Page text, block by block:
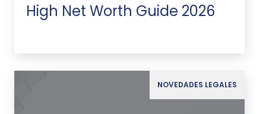
High Net Worth Guide 2026
NOVEDADES LEGALES